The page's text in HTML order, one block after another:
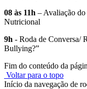
08 às 11h – Avaliação
Nutricional
9h - Roda de Conversa/
Bullying?”
Fim do conteúdo da
Voltar para o topo
Início da navegação de